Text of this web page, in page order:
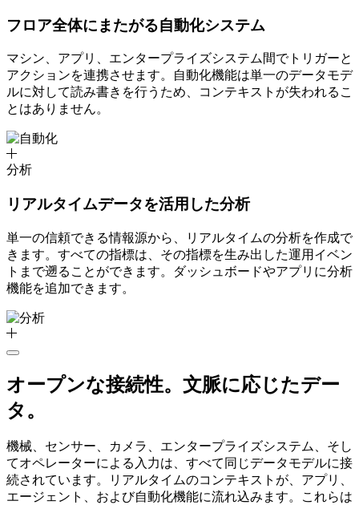
フロア全体にまたがる自動化システム
マシン、アプリ、エンタープライズシステム間でトリガーと
アクションを連携させます。自動化機能は単一のデータモデ
ルに対して読み書きを行うため、コンテキストが失われるこ
とはありません。
分析
リアルタイムデータを活用した分析
単一の信頼できる情報源から、リアルタイムの分析を作成で
きます。すべての指標は、その指標を生み出した運用イベン
トまで遡ることができます。ダッシュボードやアプリに分析
機能を追加できます。
オープンな接続性。文脈に応じたデー
タ。
機械、センサー、カメラ、エンタープライズシステム、そし
てオペレーターによる入力は、すべて同じデータモデルに接
続されています。リアルタイムのコンテキストが、アプリ、
エージェント、および自動化機能に流れ込みます。これらは